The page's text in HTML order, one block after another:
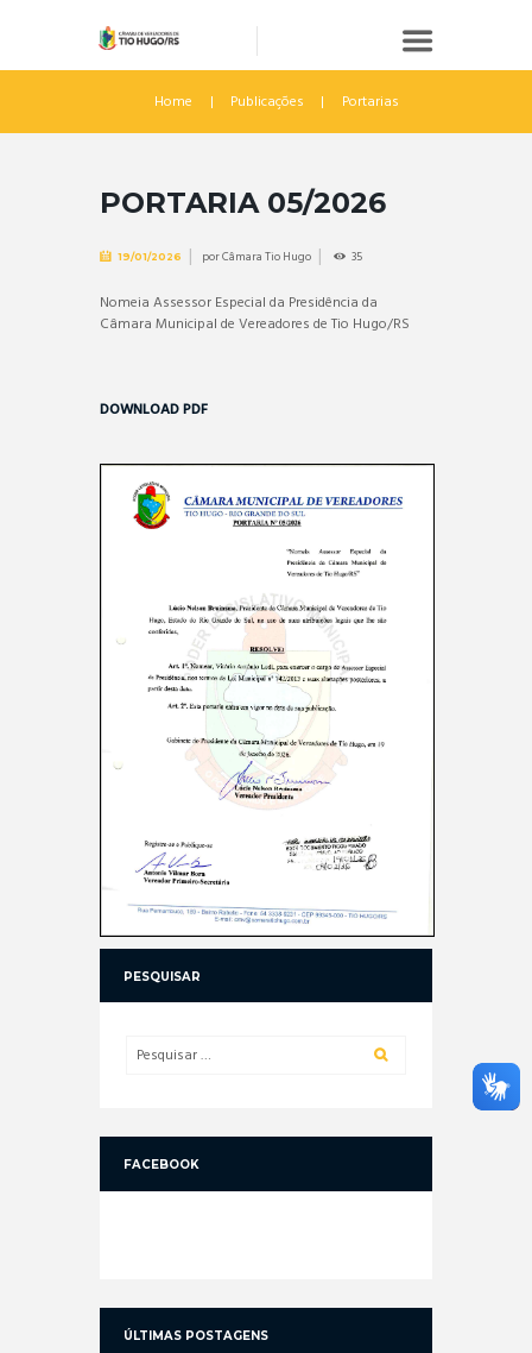
Home Publicações Portarias
PORTARIA 05/2026
19/01/2026 porCâmara Tio Hugo 35
Nomeia Assessor Especial da Presidência da
Câmara Municipal de Vereadores de Tio Hugo/RS
DOWNLOAD PDF
PESQUISAR
FACEBOOK
ÚLTIMAS POSTAGENS